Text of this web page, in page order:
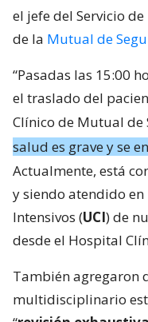
el jefe del Servicio
de la Mutual de
“Pasadas las 15:00
el traslado del
Clínico de Mutual de
salud es grave y se
Actualmente, está
y siendo atendido
Intensivos (UCI) de
desde el Hospital
También agregaron
multidisciplinario